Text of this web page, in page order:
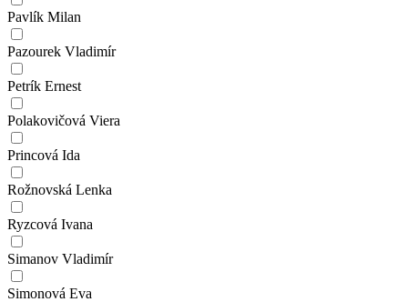
Pavlík Milan
Pazourek Vladimír
Petrík Ernest
Polakovičová Viera
Princová Ida
Rožnovská Lenka
Ryzcová Ivana
Simanov Vladimír
Simonová Eva